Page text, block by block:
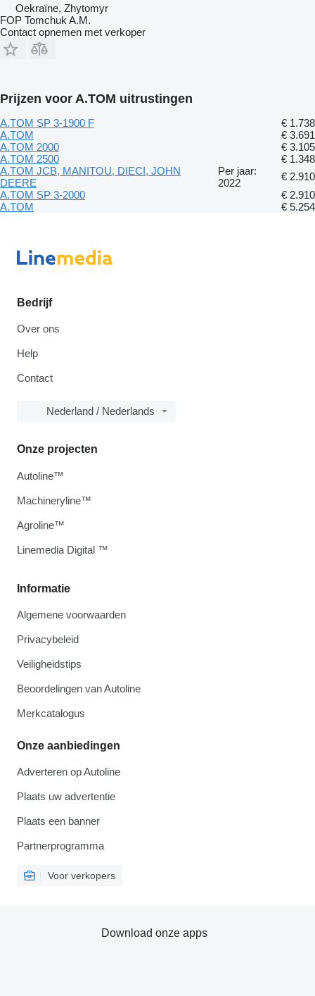
Oekraïne, Zhytomyr
FOP Tomchuk A.M.
Contact opnemen met verkoper
Prijzen voor A.TOM uitrustingen
A.TOM SP 3-1900 F
€ 1.738
A.TOM
€ 3.691
A.TOM 2000
€ 3.105
A.TOM 2500
€ 1.348
A.TOM JCB, MANITOU, DIECI, JOHN
DEERE
Per jaar:
2022
€ 2.910
A.TOM SP 3-2000
€ 2.910
A.TOM
€ 5.254
Bedrijf
Over ons
Help
Contact
Nederland / Nederlands
Informatie
Algemene voorwaarden
Privacybeleid
Veiligheidstips
Beoordelingen van Autoline
Merkcatalogus
Onze aanbiedingen
Adverteren op Autoline
Plaats uw advertentie
Plaats een banner
Partnerprogramma
Voor verkopers
Onze projecten
Autoline™
Machineryline™
Agroline™
Linemedia Digital ™
Download onze apps